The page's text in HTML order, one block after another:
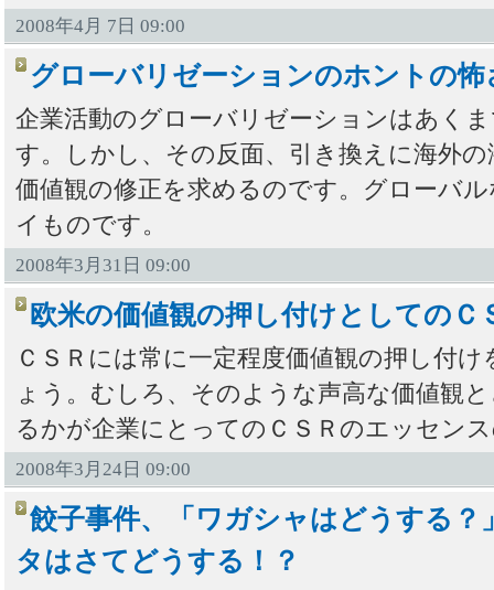
2008年4月 7日 09:00
グローバリゼーションのホントの
企業活動のグローバリゼーションはあく
す。しかし、その反面、引き換えに海外
価値観の修正を求めるのです。グローバ
イものです。
2008年3月31日 09:00
欧米の価値観の押し付けとしてのＣ
ＣＳＲには常に一定程度価値観の押し付
ょう。むしろ、そのような声高な価値観
るかが企業にとってのＣＳＲのエッセン
2008年3月24日 09:00
餃子事件、「ワガシャはどうする
タはさてどうする！？